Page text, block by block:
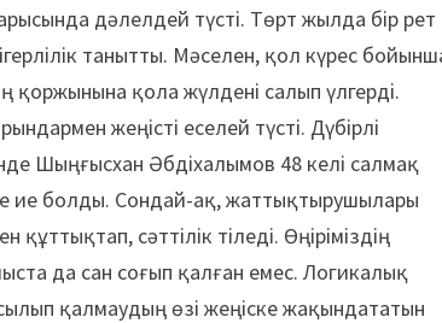
дәлелдей түсті. Төрт жылда бір рет
танытты. Мәселен, қол күрес
қола жүлдені салып үлгерді.
жеңісті еселей түсті. Дүбірлі
Шыңғысхан Әбдіхалымов 48 келі салмақ
ие болды. Сондай-ақ, жаттықтырушылары
сәттілік тіледі. Өңіріміздің
да сан соғып қалған емес. Логикалық
қалмаудың өзі жеңіске жақындататын